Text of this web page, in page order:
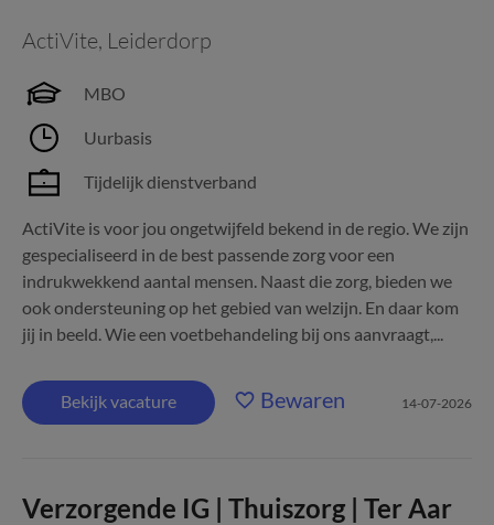
ActiVite, Leiderdorp
MBO
Uurbasis
Tijdelijk dienstverband
ActiVite is voor jou ongetwijfeld bekend in de regio. We zijn
gespecialiseerd in de best passende zorg voor een
indrukwekkend aantal mensen. Naast die zorg, bieden we
ook ondersteuning op het gebied van welzijn. En daar kom
jij in beeld. Wie een voetbehandeling bij ons aanvraagt,...
Bekijk vacature Bewaren 14-07-2026
Verzorgende IG | Thuiszorg | Ter Aar